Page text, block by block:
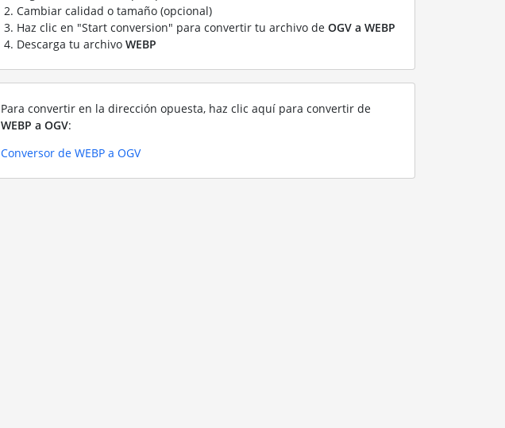
Cambiar calidad o tamaño (opcional)
Haz clic en "Start conversion" para convertir tu archivo de OGV a WEBP
Descarga tu archivo WEBP
Para convertir en la dirección opuesta, haz clic aquí para convertir de
WEBP a OGV:
Conversor de WEBP a OGV